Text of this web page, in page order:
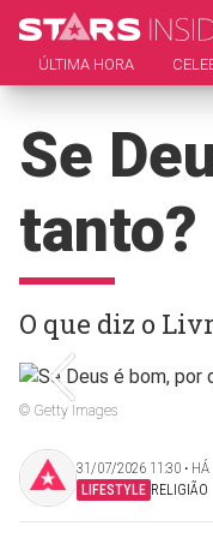
ÚLTIMA HORA
Se
tanto?
O que diz o
© Getty Images
31/07/2026 11:30 ‧ HÁ
LIFESTYLE RELIGIÃO